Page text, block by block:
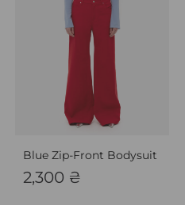
Blue Zip-Front Bodysuit
2,300 ₴